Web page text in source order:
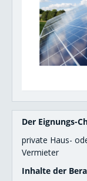
Solar-Check
Detail-Check
Eignungs-
Heizkosten
Der Eignungs-
private Haus-
Vermieter
Inhalte der